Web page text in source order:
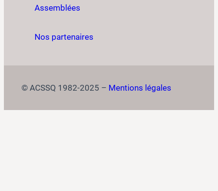
Assemblées
Nos partenaires
© ACSSQ 1982-2025 – Mentions légales